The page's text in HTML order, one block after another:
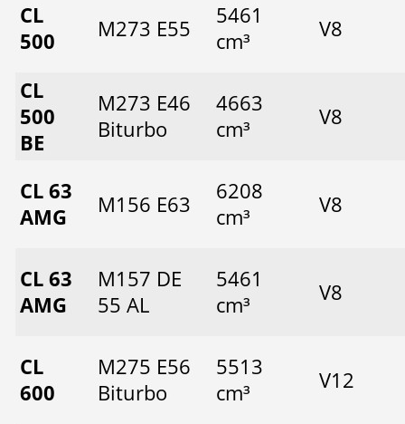
CL
500
M273 E55
5461
cm³
V8
CL
500
BE
M273 E46
Biturbo
4663
cm³
V8
CL 63
AMG
M156 E63
6208
cm³
V8
CL 63
AMG
M157 DE
55 AL
5461
cm³
V8
CL
600
M275 E56
Biturbo
5513
cm³
V12